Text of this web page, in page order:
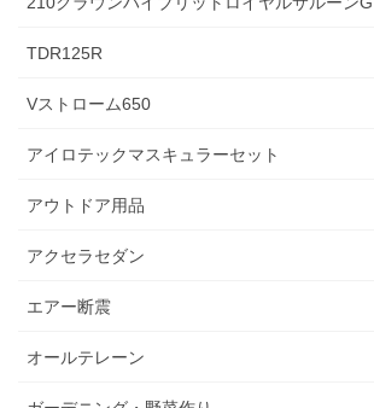
TDR125R
Vストローム650
アイロテックマスキュラーセット
アウトドア用品
アクセラセダン
エアー断震
オールテレーン